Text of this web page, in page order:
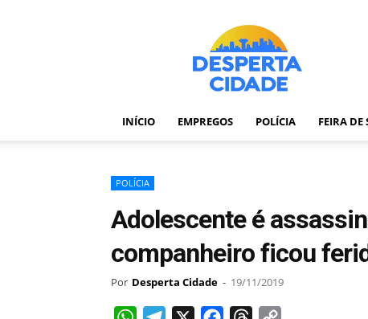
Desperta
Cidade
–
Portal
notícias
Bahia
INÍCIO EMPREGOS POLÍCIA FEIRA
POLÍCIA
Adolescente é
companheiro ficou
Por Desperta Cidade - 19/11/2019